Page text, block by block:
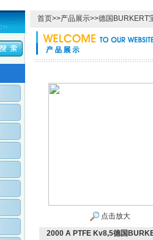
首页>>产品展示>>德国BURKERT
点击放大
2000 A PTFE Kv8,5德国